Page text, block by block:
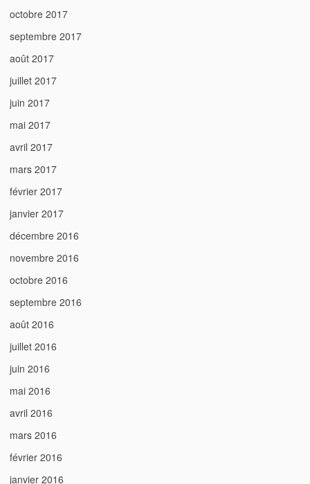
octobre 2017
septembre 2017
août 2017
juillet 2017
juin 2017
mai 2017
avril 2017
mars 2017
février 2017
janvier 2017
décembre 2016
novembre 2016
octobre 2016
septembre 2016
août 2016
juillet 2016
juin 2016
mai 2016
avril 2016
mars 2016
février 2016
janvier 2016